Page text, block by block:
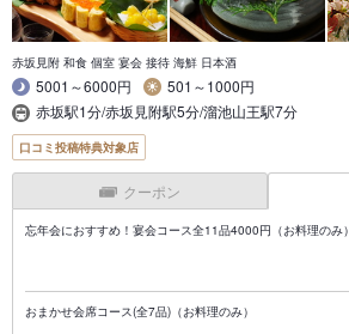
赤坂見附 和食 個室 宴会 接待 海鮮 日本酒
5001～6000円
501～1000円
赤坂駅1分/赤坂見附駅5分/溜池山王駅7分
口コミ投稿特典対象店
クーポン
忘年会におすすめ！宴会コース全11品4000円（お料理のみ）
おまかせ会席コース(全7品)（お料理のみ）